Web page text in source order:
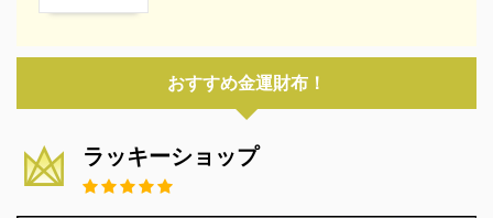
おすすめ金運財布！
ラッキーショップ